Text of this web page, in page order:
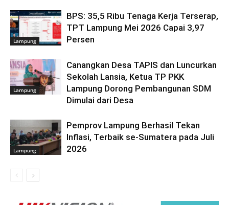
Lampung
BPS: 35,5 Ribu Tenaga Kerja Terserap,
TPT Lampung Mei 2026 Capai 3,97
Persen
Lampung
Canangkan Desa TAPIS dan Luncurkan
Sekolah Lansia, Ketua TP PKK
Lampung Dorong Pembangunan SDM
Dimulai dari Desa
Lampung
Pemprov Lampung Berhasil Tekan
Inflasi, Terbaik se-Sumatera pada Juli
2026